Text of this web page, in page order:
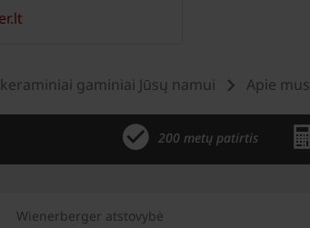
gaminiai Jūsų namui Apie mus
200 metų patirtis
Wienerberger atstovybė